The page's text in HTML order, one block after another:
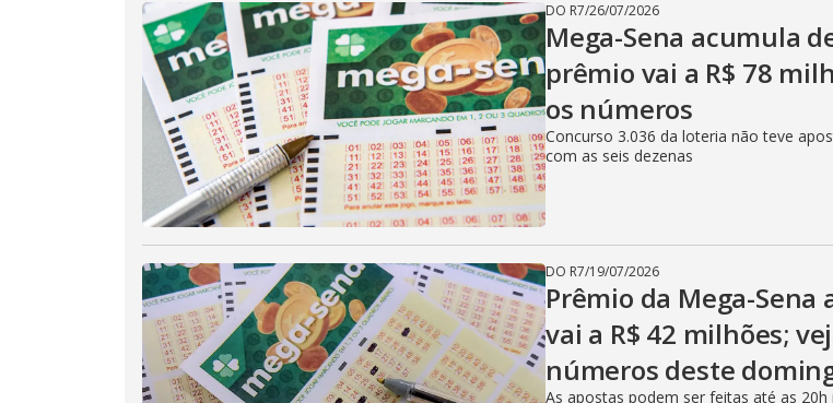
DO R7/26/07/2026
Mega-Sena acumula
prêmio vai a R$ 78
os números
Concurso 3.036 da loteria não teve
com as seis dezenas
DO R7/19/07/2026
Prêmio da Mega-Sena
vai a R$ 42 milhões;
números deste
As apostas podem ser feitas até as